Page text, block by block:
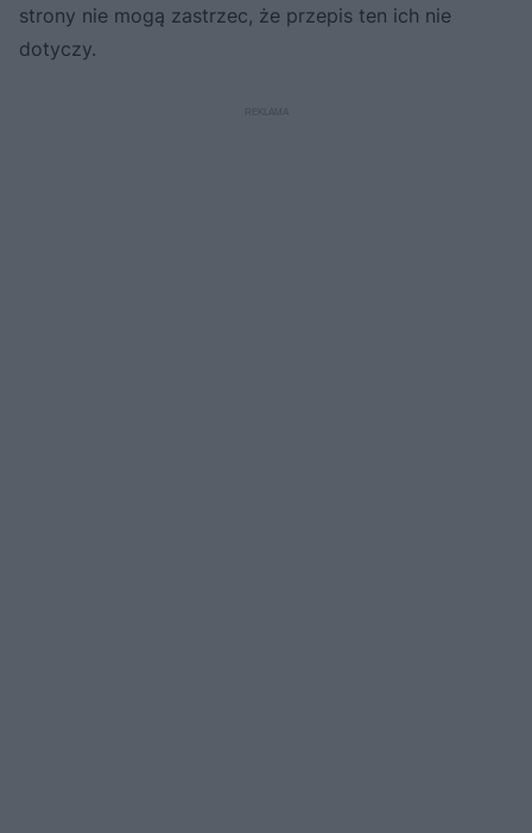
strony nie mogą zastrzec, że przepis ten ich nie
dotyczy.